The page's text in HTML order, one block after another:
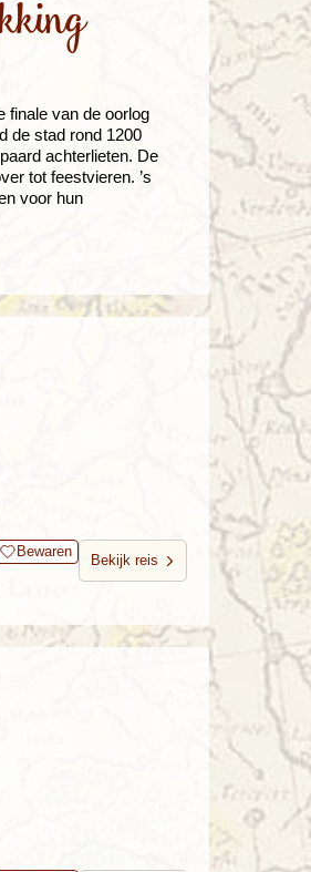
finale van de oorlog
de stad rond 1200
achterlieten. De
tot feestvieren. ’s
voor hun
Bewaren
Bekijk reis